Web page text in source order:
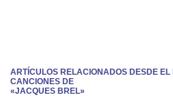
ARTÍCULOS RELACIONADOS DESDE
CANCIONES DE
«JACQUES BREL»